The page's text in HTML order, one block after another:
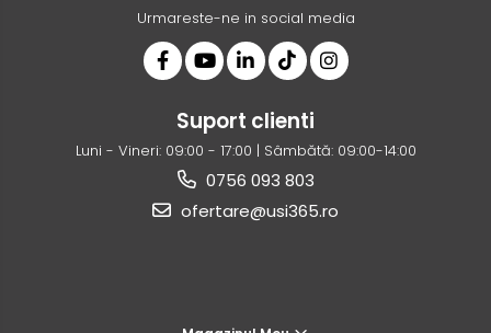
Urmareste-ne in social media
Suport clienti
Luni - Vineri: 09:00 - 17:00 | Sâmbătă: 09:00-14:00
0756 093 803
ofertare@usi365.ro